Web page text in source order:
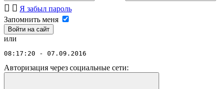
Я забыл пароль
Запомнить меня
или
08:17:20 - 07.09.2016
Авторизация через социальные сети: